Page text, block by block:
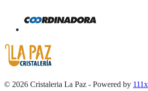
© 2026 Cristaleria La Paz - Powered by 111x